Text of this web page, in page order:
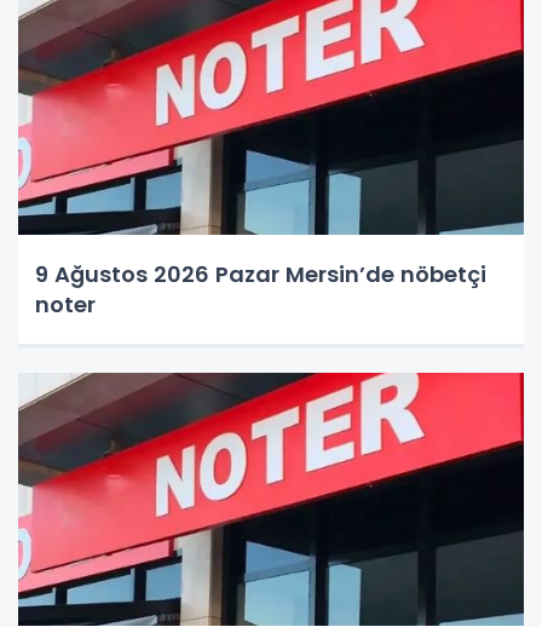
9 Ağustos 2026 Pazar Mersin’de nöbetçi
noter